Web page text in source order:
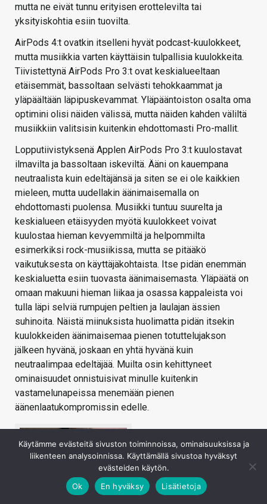
mutta ne eivät tunnu erityisen erottelevilta tai
yksityiskohtia esiin tuovilta.
AirPods 4:t ovatkin itselleni hyvät podcast-kuulokkeet,
mutta musiikkia varten käyttäisin tulpallisia kuulokkeita.
Tiivistettynä AirPods Pro 3:t ovat keskialueeltaan
etäisemmät, bassoltaan selvästi tehokkaammat ja
yläpäältään läpipuskevammat. Yläpääntoiston osalta oma
optimini olisi näiden välissä, mutta näiden kahden väliltä
musiikkiin valitsisin kuitenkin ehdottomasti Pro-mallit.
Lopputiivistyksenä Applen AirPods Pro 3:t kuulostavat
ilmavilta ja bassoltaan iskeviltä. Ääni on kauempana
neutraalista kuin edeltäjänsä ja siten se ei ole kaikkien
mieleen, mutta uudellakin äänimaisemalla on
ehdottomasti puolensa. Musiikki tuntuu suurelta ja
keskialueen etäisyyden myötä kuulokkeet voivat
kuulostaa hieman kevyemmiltä ja helpommilta
esimerkiksi rock-musiikissa, mutta se pitääkö
vaikutuksesta on käyttäjäkohtaista. Itse pidän enemmän
keskialuetta esiin tuovasta äänimaisemasta. Yläpäätä on
omaan makuuni hieman liikaa ja osassa kappaleista voi
tulla läpi selviä rumpujen peltien ja laulajan ässien
suhinoita. Näistä miinuksista huolimatta pidän itsekin
kuulokkeiden äänimaisemaa pienen totuttelujakson
jälkeen hyvänä, joskaan en yhtä hyvänä kuin
neutraalimpaa edeltäjää. Muilta osin kehittyneet
ominaisuudet onnistuisivat minulle kuitenkin
vastamelunapeissa menemään pienen
äänenlaatukompromissin edelle.
Käytämme evästeitä sivuston toiminnoissa, ominaisuuksissa ja
liikenteen analysoinnissa. Käyttämällä sivustoa hyväksyt
evästeiden käytön.
Ok
En hyväksy Lisätietoja